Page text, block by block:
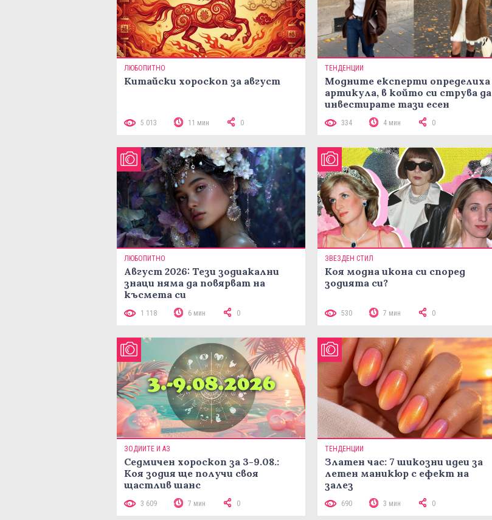
ЛЮБОПИТНО
Китайски хороскоп за август
5 013 11 мин 0
ТЕНДЕНЦИИ
Модните експерти определиха
артикула, в който си струва да
инвестирате тази есен
334 4 мин 0
ЛЮБОПИТНО
Август 2026: Тези зодиакални
знаци няма да повярват на
късмета си
1 118 6 мин 0
ЗВЕЗДЕН СТИЛ
Коя модна икона си според
зодията си?
530 7 мин 0
ЗОДИИТЕ И АЗ
Седмичен хороскоп за 3-9.08.:
Коя зодия ще получи своя
щастлив шанс
3 609 7 мин 0
ТЕНДЕНЦИИ
Златен час: 7 шикозни идеи за
летен маникюр с ефект на
залез
690 3 мин 0